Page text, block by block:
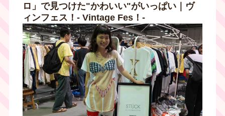
ロ」で見つけた"かわいい"がいっぱい｜ヴ
ィンフェス！- Vintage Fes！-